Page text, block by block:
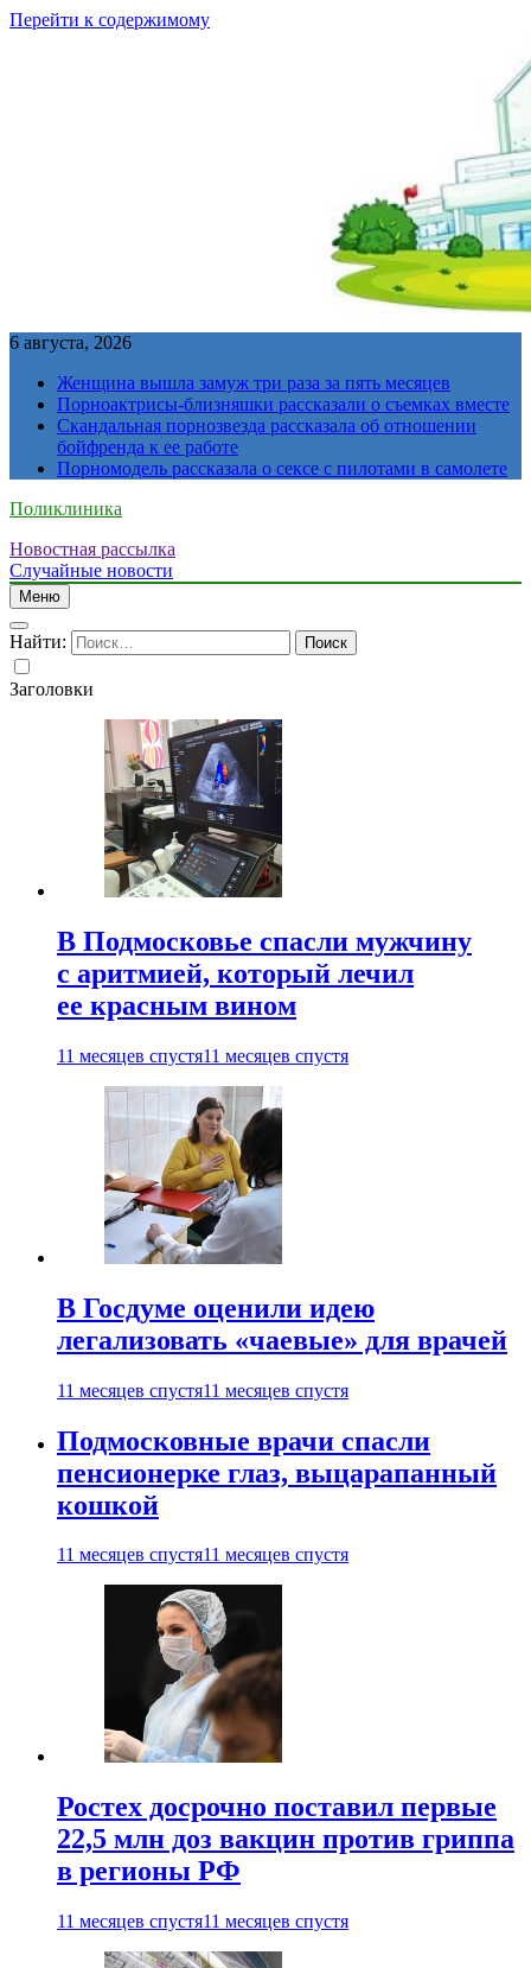
Перейти к содержимому
6 августа, 2026
Женщина вышла замуж три раза за пять месяцев
Порноактрисы-близняшки рассказали о съемках вместе
Скандальная порнозвезда рассказала об отношении
бойфренда к ее работе
Порномодель рассказала о сексе с пилотами в самолете
Поликлиника
Новостная рассылка
Случайные новости
Меню
Найти:
Заголовки
В Подмосковье спасли мужчину
с аритмией, который лечил
ее красным вином
11 месяцев спустя11 месяцев спустя
В Госдуме оценили идею
легализовать «чаевые» для врачей
11 месяцев спустя11 месяцев спустя
Подмосковные врачи спасли
пенсионерке глаз, выцарапанный
кошкой
11 месяцев спустя11 месяцев спустя
Ростех досрочно поставил первые
22,5 млн доз вакцин против гриппа
в регионы РФ
11 месяцев спустя11 месяцев спустя